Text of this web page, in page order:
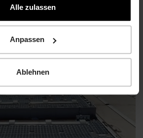
Alle zulassen
Anpassen
Ablehnen